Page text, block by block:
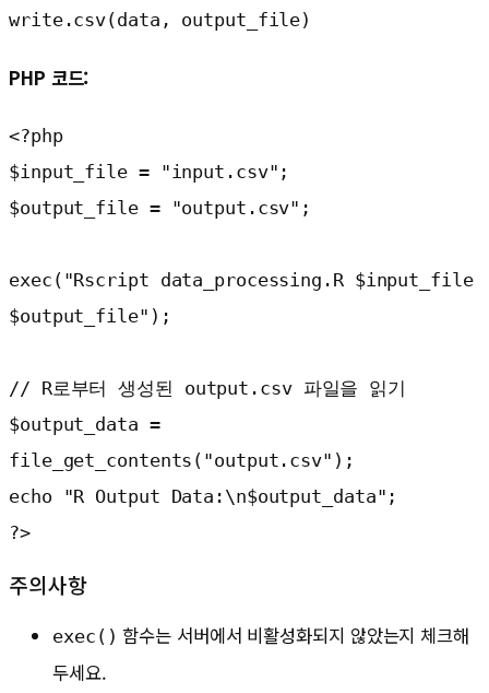
write.csv(data, output_file)
PHP 코드:
<?php
$input_file = "input.csv";
$output_file = "output.csv";
exec("Rscript data_processing.R $input_file
$output_file");
// R로부터 생성된 output.csv 파일을 읽기
$output_data =
file_get_contents("output.csv");
echo "R Output Data:\n$output_data";
?>
주의사항
exec() 함수는 서버에서 비활성화되지 않았는지 체크해
두세요.